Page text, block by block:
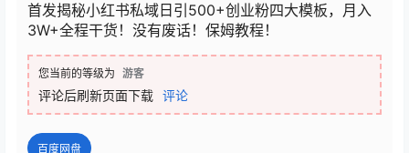
首发揭秘小红书私域日引500+创业粉四大模板，月入
3W+全程干货！没有废话！保姆教程！
您当前的等级为 游客
评论后刷新页面下载 评论
百度网盘